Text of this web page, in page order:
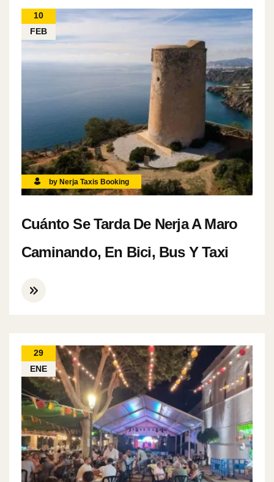
10
FEB
by Nerja Taxis Booking
Cuánto Se Tarda De Nerja A Maro
Caminando, En Bici, Bus Y Taxi
29
ENE